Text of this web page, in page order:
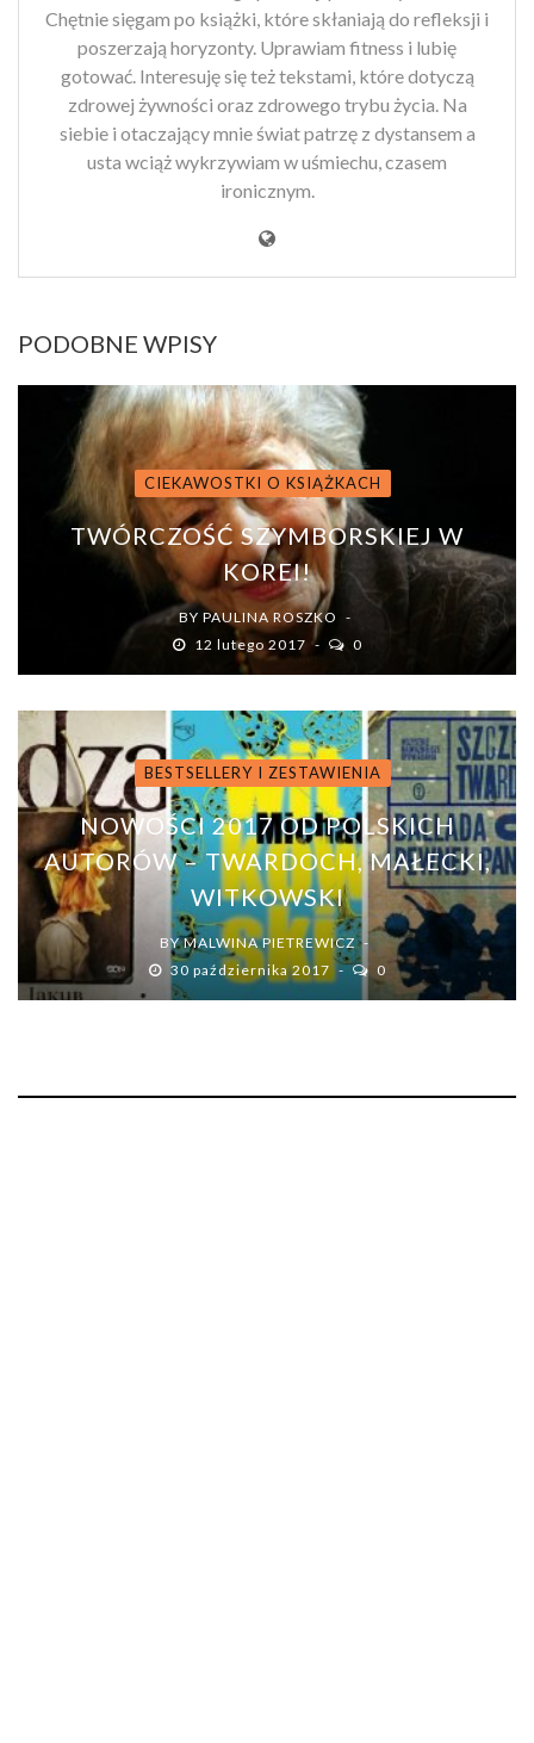
Chętnie sięgam po książki, które skłaniają do refleksji i
poszerzają horyzonty. Uprawiam fitness i lubię
gotować. Interesuję się też tekstami, które dotyczą
zdrowej żywności oraz zdrowego trybu życia. Na
siebie i otaczający mnie świat patrzę z dystansem a
usta wciąż wykrzywiam w uśmiechu, czasem
ironicznym.
PODOBNE WPISY
CIEKAWOSTKI O KSIĄŻKACH
TWÓRCZOŚĆ SZYMBORSKIEJ W
KOREI!
BY PAULINA ROSZKO
12 lutego 2017
0
BESTSELLERY I ZESTAWIENIA
NOWOŚCI 2017 OD POLSKICH
AUTORÓW – TWARDOCH, MAŁECKI,
WITKOWSKI
BYMALWINA PIETREWICZ
30 października 2017
0